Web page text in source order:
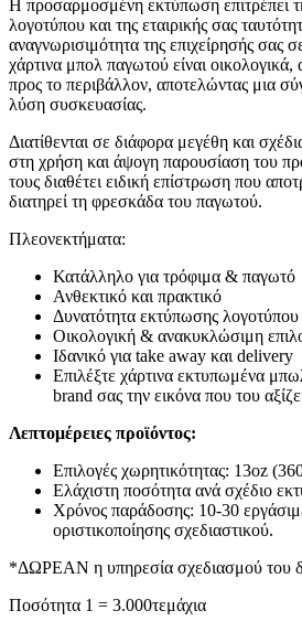
Η προσαρμοσμένη εκτύπωση επιτρέπει
λογοτύπου και της εταιρικής σας
αναγνωρισιμότητα της επιχείρησής σας
χάρτινα μπολ παγωτού είναι
προς το περιβάλλον, αποτελώντας μια
λύση συσκευασίας.
Διατίθενται σε διάφορα μεγέθη και
στη χρήση και άψογη παρουσίαση του
τους διαθέτει ειδική επίστρωση που
διατηρεί τη φρεσκάδα του παγωτού.
Πλεονεκτήματα:
Κατάλληλο για τρόφιμα & παγωτό
Ανθεκτικό και πρακτικό
Δυνατότητα εκτύπωσης λογοτύπου
Οικολογική & ανακυκλώσιμη
Ιδανικό για take away και delivery
Επιλέξτε χάρτινα εκτυπωμένα
brand σας την εικόνα που του
Λεπτομέρειες προϊόντος:
Επιλογές χωρητικότητας: 13oz
Ελάχιστη ποσότητα ανά σχέδιο
Χρόνος παράδοσης: 10-30
οριστικοποίησης σχεδιαστικού.
*ΔΩΡΕΑΝ η υπηρεσία σχεδιασμού του
Ποσότητα 1 = 3.000τεμάχια